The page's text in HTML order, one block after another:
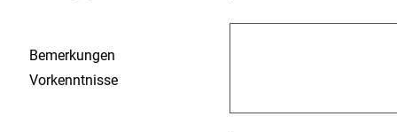
Bemerkungen
Vorkenntnisse